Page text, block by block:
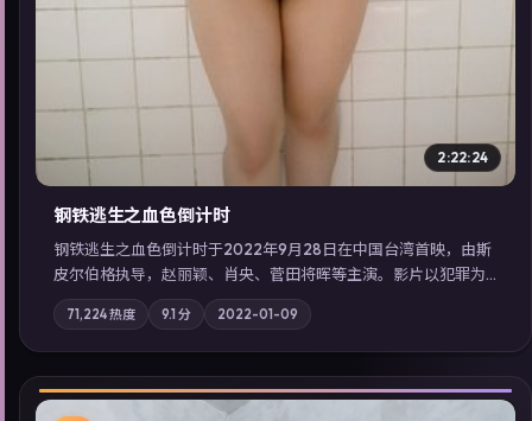
2:22:24
钢铁逃生之血色倒计时
钢铁逃生之血色倒计时于2022年9月28日在中国台湾首映，由斯
皮尔伯格执导，赵丽颖、肖央、菅田将晖等主演。影片以犯罪为
叙事主轴，失踪人口档案牵出跨国灰色产业链；摄影与配乐强化
地域气质；站内亦可通过「国产免费观看高清电视剧在线看」延
展检索同类型高分佳作，畅享高清在线追剧体验。
71,224热度 9.1分 2022-01-09